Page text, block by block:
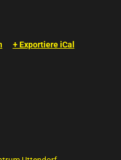
+ Exportiere iCal